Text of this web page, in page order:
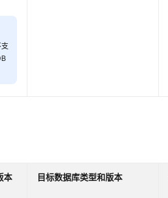
本 目标数据库类型和版本